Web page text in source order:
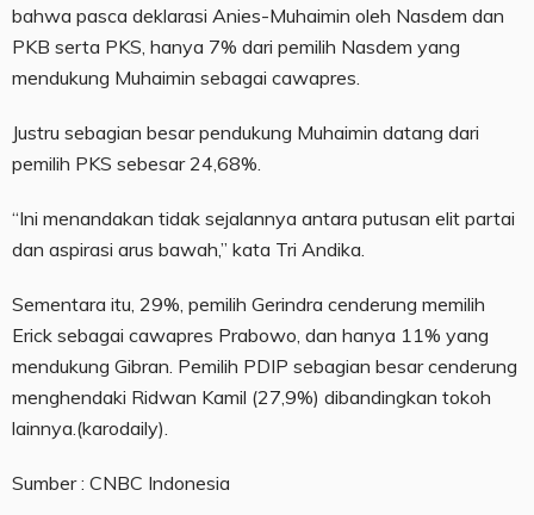
bahwa pasca deklarasi Anies-Muhaimin oleh Nasdem dan
PKB serta PKS, hanya 7% dari pemilih Nasdem yang
mendukung Muhaimin sebagai cawapres.
Justru sebagian besar pendukung Muhaimin datang dari
pemilih PKS sebesar 24,68%.
“Ini menandakan tidak sejalannya antara putusan elit partai
dan aspirasi arus bawah,” kata Tri Andika.
Sementara itu, 29%, pemilih Gerindra cenderung memilih
Erick sebagai cawapres Prabowo, dan hanya 11% yang
mendukung Gibran. Pemilih PDIP sebagian besar cenderung
menghendaki Ridwan Kamil (27,9%) dibandingkan tokoh
lainnya.(karodaily).
Sumber : CNBC Indonesia